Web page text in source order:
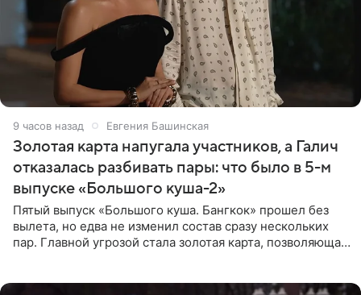
9 часов назад Евгения Башинская
Золотая карта напугала участников, а Галич
отказалась разбивать пары: что было в 5-м
выпуске «Большого куша-2»
Пятый выпуск «Большого куша. Бангкок» прошел без
вылета, но едва не изменил состав сразу нескольких
пар. Главной угрозой стала золотая карта, позволяющая